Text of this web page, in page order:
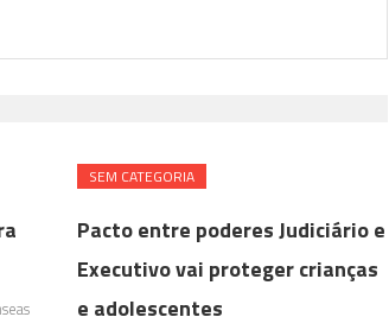
SEM CATEGORIA
Pacto entre poderes Judiciário e
Executivo vai proteger crianças
e adolescentes